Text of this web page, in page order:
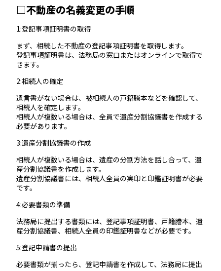
□不動産の名義変更の手順
1:登記事項証明書の取得
まず、相続した不動産の登記事項証明書を取得します。
登記事項証明書は、法務局の窓口またはオンラインで取得で
きます。
2:相続人の確定
遺言書がない場合は、被相続人の戸籍謄本などを確認して、
相続人を確定します。
相続人が複数いる場合は、全員で遺産分割協議書を作成する
必要があります。
3:遺産分割協議書の作成
相続人が複数いる場合は、遺産の分割方法を話し合って、遺
産分割協議書を作成します。
遺産分割協議書には、相続人全員の実印と印鑑証明書が必要
です。
4:必要書類の準備
法務局に提出する書類には、登記事項証明書、戸籍謄本、遺
産分割協議書、相続人全員の印鑑証明書などが必要です。
5:登記申請書の提出
必要書類が揃ったら、登記申請書を作成して、法務局に提出